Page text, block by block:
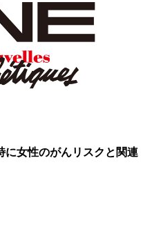
体脂肪は増加、除脂肪は減少